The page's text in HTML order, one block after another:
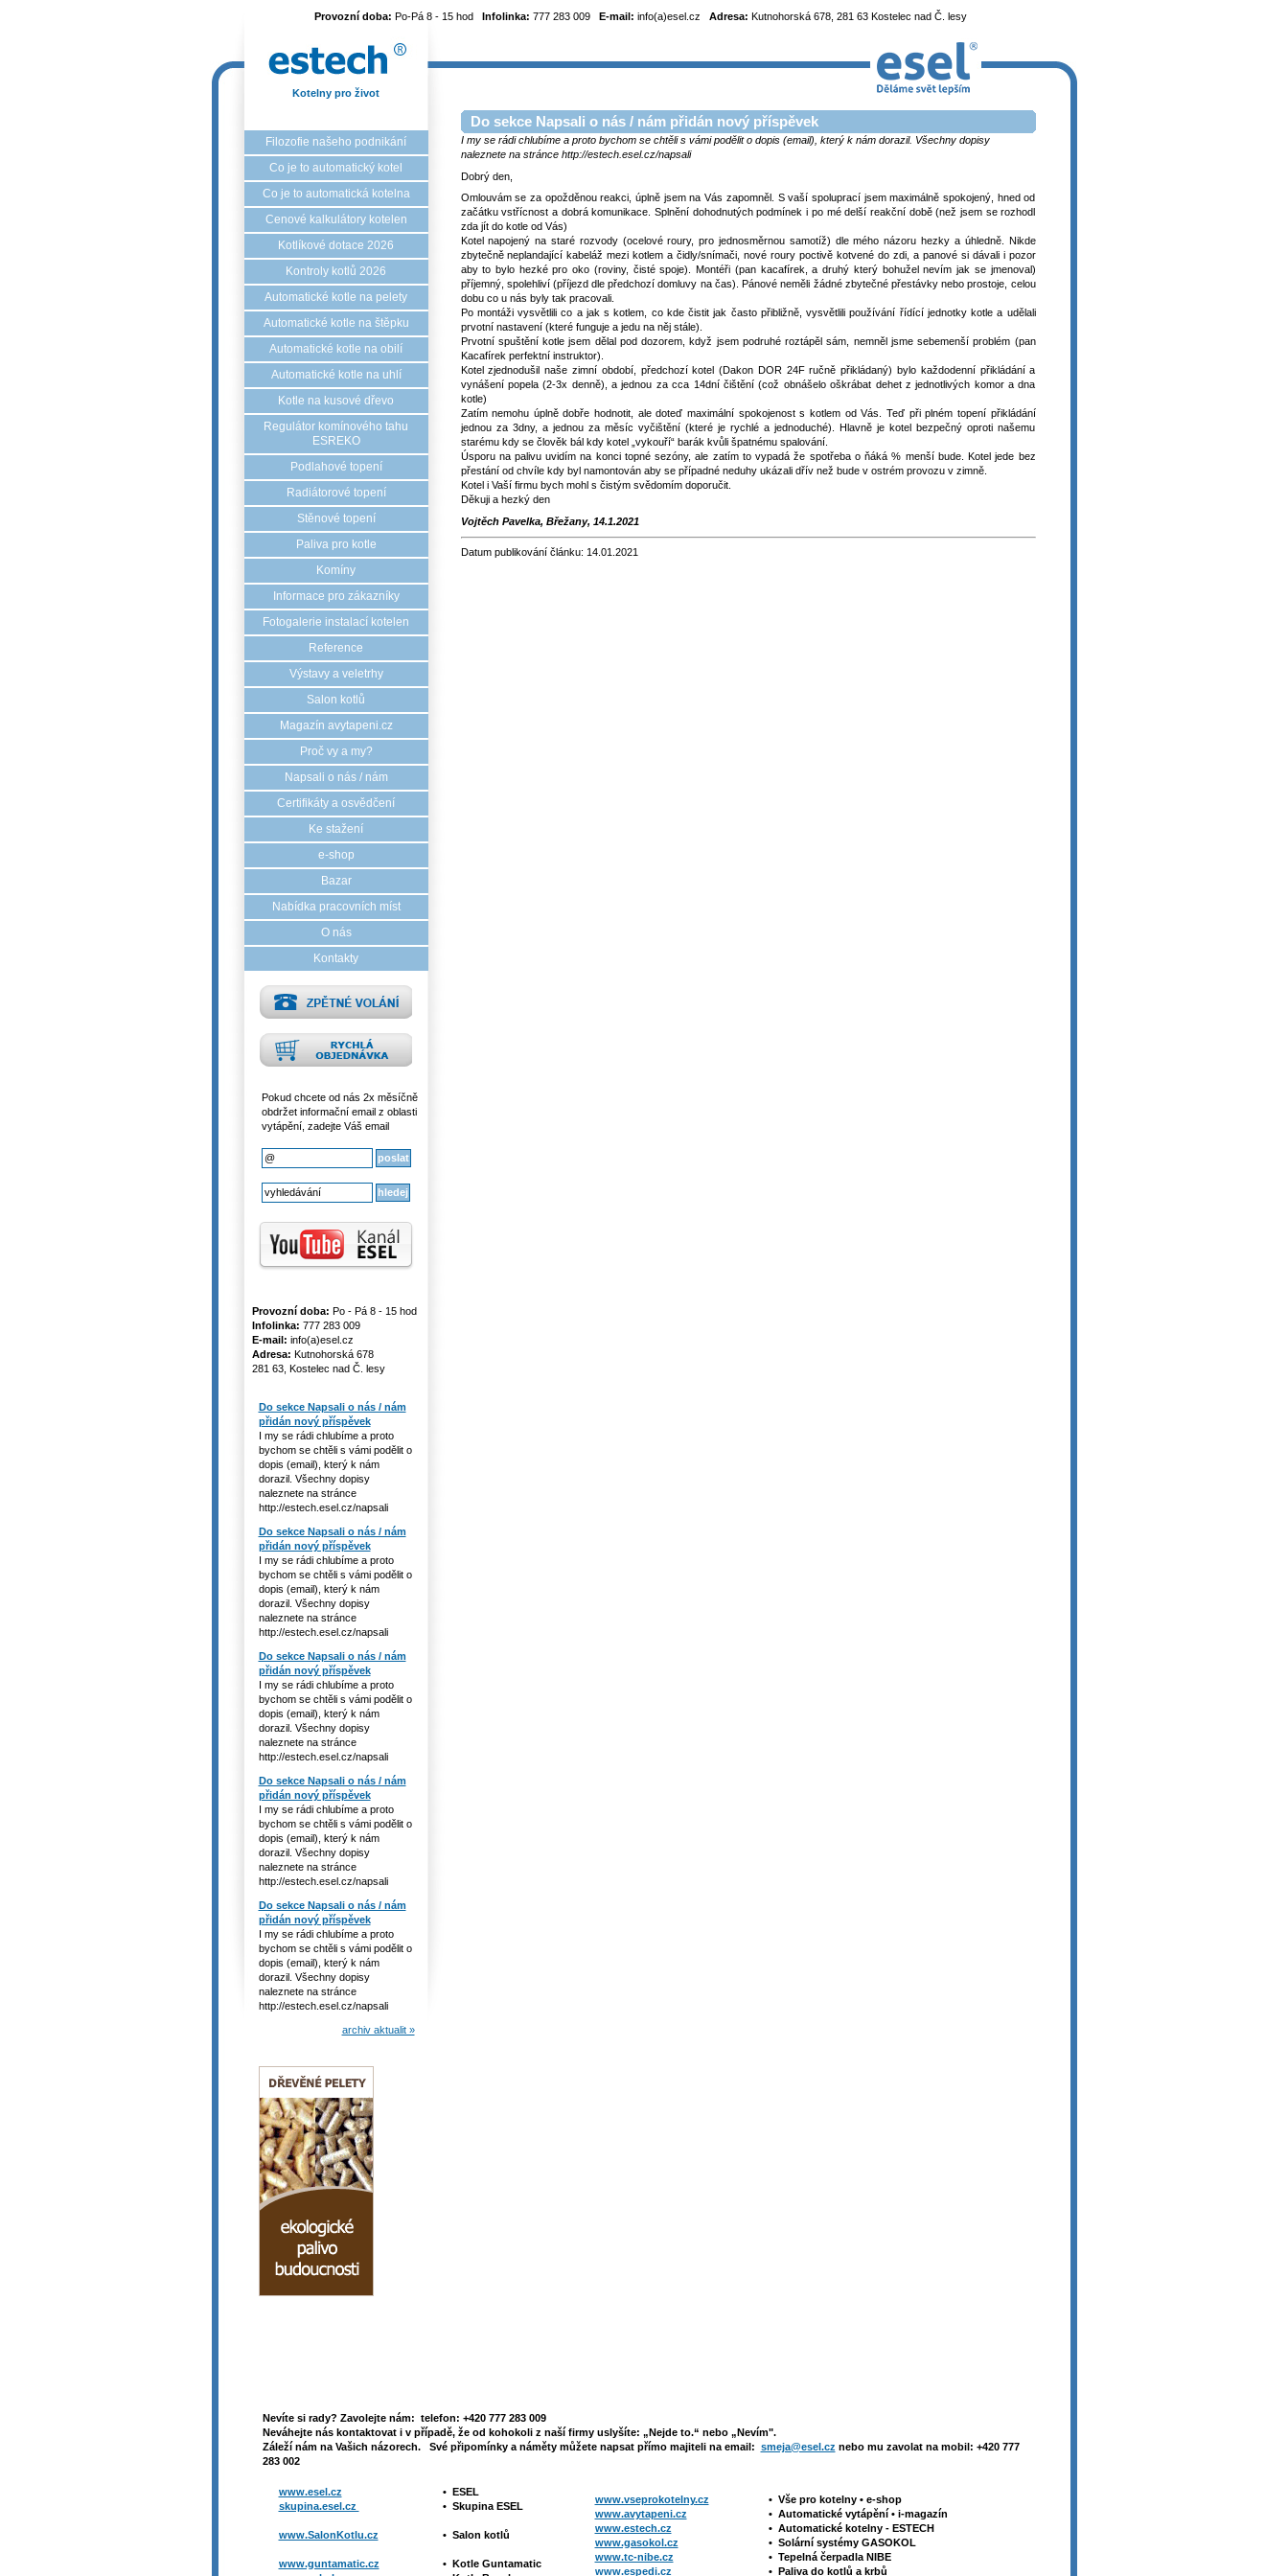
Provozní doba: Po-Pá 8 - 15 hod Infolinka: 777 283 009 E-mail: info(a)esel.cz Adresa: Kutnohorská 678, 281 63 Kostelec nad Č. lesy
Kotelny pro život
Filozofie našeho podnikání
Co je to automatický kotel
Co je to automatická kotelna
Cenové kalkulátory kotelen
Kotlíkové dotace 2026
Kontroly kotlů 2026
Automatické kotle na pelety
Automatické kotle na štěpku
Automatické kotle na obilí
Automatické kotle na uhlí
Kotle na kusové dřevo
Regulátor komínového tahu
ESREKO
Podlahové topení
Radiátorové topení
Stěnové topení
Paliva pro kotle
Komíny
Informace pro zákazníky
Fotogalerie instalací kotelen
Reference
Výstavy a veletrhy
Salon kotlů
Magazín avytapeni.cz
Proč vy a my?
Napsali o nás / nám
Certifikáty a osvědčení
Ke stažení
e-shop
Bazar
Nabídka pracovních míst
O nás
Kontakty
Pokud chcete od nás 2x měsíčně
obdržet informační email z oblasti
vytápění, zadejte Váš email
Provozní doba: Po - Pá 8 - 15 hod
Infolinka: 777 283 009
E-mail: info(a)esel.cz
Adresa: Kutnohorská 678
281 63, Kostelec nad Č. lesy
Do sekce Napsali o nás / nám
přidán nový příspěvek
I my se rádi chlubíme a proto
bychom se chtěli s vámi podělit o
dopis (email), který k nám
dorazil. Všechny dopisy
naleznete na stránce
http://estech.esel.cz/napsali
Do sekce Napsali o nás / nám
přidán nový příspěvek
I my se rádi chlubíme a proto
bychom se chtěli s vámi podělit o
dopis (email), který k nám
dorazil. Všechny dopisy
naleznete na stránce
http://estech.esel.cz/napsali
Do sekce Napsali o nás / nám
přidán nový příspěvek
I my se rádi chlubíme a proto
bychom se chtěli s vámi podělit o
dopis (email), který k nám
dorazil. Všechny dopisy
naleznete na stránce
http://estech.esel.cz/napsali
Do sekce Napsali o nás / nám
přidán nový příspěvek
I my se rádi chlubíme a proto
bychom se chtěli s vámi podělit o
dopis (email), který k nám
dorazil. Všechny dopisy
naleznete na stránce
http://estech.esel.cz/napsali
Do sekce Napsali o nás / nám
přidán nový příspěvek
I my se rádi chlubíme a proto
bychom se chtěli s vámi podělit o
dopis (email), který k nám
dorazil. Všechny dopisy
naleznete na stránce
http://estech.esel.cz/napsali
archiv aktualit »
Do sekce Napsali o nás / nám přidán nový příspěvek
I my se rádi chlubíme a proto bychom se chtěli s vámi podělit o dopis (email), který k nám dorazil. Všechny dopisy
naleznete na stránce http://estech.esel.cz/napsali
Dobrý den,
Omlouvám se za opožděnou reakci, úplně jsem na Vás zapomněl. S vaší spoluprací jsem maximálně spokojený, hned od
začátku vstřícnost a dobrá komunikace. Splnění dohodnutých podmínek i po mé delší reakční době (než jsem se rozhodl
zda jít do kotle od Vás)
Kotel napojený na staré rozvody (ocelové roury, pro jednosměrnou samotíž) dle mého názoru hezky a úhledně. Nikde
zbytečně neplandající kabeláž mezi kotlem a čidly/snímači, nové roury poctivě kotvené do zdi, a panové si dávali i pozor
aby to bylo hezké pro oko (roviny, čisté spoje). Montéři (pan kacafírek, a druhý který bohužel nevím jak se jmenoval)
příjemný, spolehliví (příjezd dle předchozí domluvy na čas). Pánové neměli žádné zbytečné přestávky nebo prostoje, celou
dobu co u nás byly tak pracovali.
Po montáži vysvětlili co a jak s kotlem, co kde čistit jak často přibližně, vysvětlili používání řídící jednotky kotle a udělali
prvotní nastavení (které funguje a jedu na něj stále).
Prvotní spuštění kotle jsem dělal pod dozorem, když jsem podruhé roztápěl sám, nemněl jsme sebemenší problém (pan
Kacafírek perfektní instruktor).
Kotel zjednodušil naše zimní období, předchozí kotel (Dakon DOR 24F ručně přikládaný) bylo každodenní přikládání a
vynášení popela (2-3x denně), a jednou za cca 14dní čištění (což obnášelo oškrábat dehet z jednotlivých komor a dna
kotle)
Zatím nemohu úplně dobře hodnotit, ale doteď maximální spokojenost s kotlem od Vás. Teď při plném topení přikládání
jednou za 3dny, a jednou za měsíc vyčištění (které je rychlé a jednoduché). Hlavně je kotel bezpečný oproti našemu
starému kdy se člověk bál kdy kotel „vykouří“ barák kvůli špatnému spalování.
Úsporu na palivu uvidím na konci topné sezóny, ale zatím to vypadá že spotřeba o ňáká % menší bude. Kotel jede bez
přestání od chvíle kdy byl namontován aby se případné neduhy ukázali dřív než bude v ostrém provozu v zimně.
Kotel i Vaší firmu bych mohl s čistým svědomím doporučit.
Děkuji a hezký den
Vojtěch Pavelka, Břežany, 14.1.2021
Datum publikování článku: 14.01.2021
Nevíte si rady? Zavolejte nám: telefon: +420 777 283 009
Neváhejte nás kontaktovat i v případě, že od kohokoli z naší firmy uslyšíte: „Nejde to.“ nebo „Nevím".
Záleží nám na Vašich názorech. Své připomínky a náměty můžete napsat přímo majiteli na email: smeja@esel.cz nebo mu zavolat na mobil: +420 777
283 002
www.esel.cz
skupina.esel.cz
www.SalonKotlu.cz
www.guntamatic.cz
• ESEL
• Skupina ESEL
• Salon kotlů
• Kotle Guntamatic
www.vseprokotelny.cz
www.avytapeni.cz
www.estech.cz
www.gasokol.cz
www.tc-nibe.cz
www.espedi.cz
• Vše pro kotelny •e-shop
• Automatické vytápění •i-magazín
• Automatické kotelny - ESTECH
• Solární systémy GASOKOL
• Tepelná čerpadla NIBE
• Paliva do kotlů a krbů